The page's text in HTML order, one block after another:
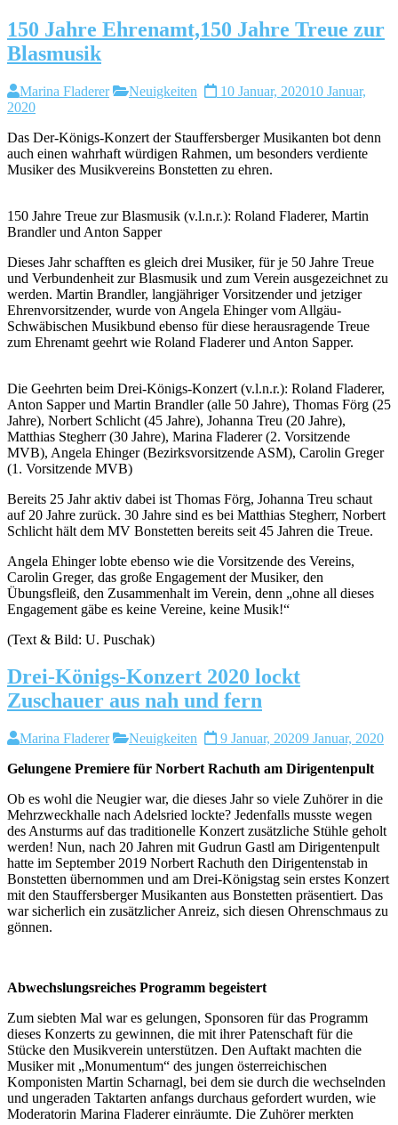
150 Jahre Ehrenamt,150 Jahre Treue zur
Blasmusik
Marina Fladerer Neuigkeiten 10 Januar, 202010 Januar,
2020
Das Der-Königs-Konzert der Stauffersberger Musikanten bot denn
auch einen wahrhaft würdigen Rahmen, um besonders verdiente
Musiker des Musikvereins Bonstetten zu ehren.
150 Jahre Treue zur Blasmusik (v.l.n.r.): Roland Fladerer, Martin
Brandler und Anton Sapper
Dieses Jahr schafften es gleich drei Musiker, für je 50 Jahre Treue
und Verbundenheit zur Blasmusik und zum Verein ausgezeichnet zu
werden. Martin Brandler, langjähriger Vorsitzender und jetziger
Ehrenvorsitzender, wurde von Angela Ehinger vom Allgäu-
Schwäbischen Musikbund ebenso für diese herausragende Treue
zum Ehrenamt geehrt wie Roland Fladerer und Anton Sapper.
Die Geehrten beim Drei-Königs-Konzert (v.l.n.r.): Roland Fladerer,
Anton Sapper und Martin Brandler (alle 50 Jahre), Thomas Förg (25
Jahre), Norbert Schlicht (45 Jahre), Johanna Treu (20 Jahre),
Matthias Stegherr (30 Jahre), Marina Fladerer (2. Vorsitzende
MVB), Angela Ehinger (Bezirksvorsitzende ASM), Carolin Greger
(1. Vorsitzende MVB)
Bereits 25 Jahr aktiv dabei ist Thomas Förg, Johanna Treu schaut
auf 20 Jahre zurück. 30 Jahre sind es bei Matthias Stegherr, Norbert
Schlicht hält dem MV Bonstetten bereits seit 45 Jahren die Treue.
Angela Ehinger lobte ebenso wie die Vorsitzende des Vereins,
Carolin Greger, das große Engagement der Musiker, den
Übungsfleiß, den Zusammenhalt im Verein, denn „ohne all dieses
Engagement gäbe es keine Vereine, keine Musik!“
(Text & Bild: U. Puschak)
Drei-Königs-Konzert 2020 lockt
Zuschauer aus nah und fern
Marina Fladerer Neuigkeiten 9 Januar, 20209 Januar, 2020
Gelungene Premiere für Norbert Rachuth am Dirigentenpult
Ob es wohl die Neugier war, die dieses Jahr so viele Zuhörer in die
Mehrzweckhalle nach Adelsried lockte? Jedenfalls musste wegen
des Ansturms auf das traditionelle Konzert zusätzliche Stühle geholt
werden! Nun, nach 20 Jahren mit Gudrun Gastl am Dirigentenpult
hatte im September 2019 Norbert Rachuth den Dirigentenstab in
Bonstetten übernommen und am Drei-Königstag sein erstes Konzert
mit den Stauffersberger Musikanten aus Bonstetten präsentiert. Das
war sicherlich ein zusätzlicher Anreiz, sich diesen Ohrenschmaus zu
gönnen.
Abwechslungsreiches Programm begeistert
Zum siebten Mal war es gelungen, Sponsoren für das Programm
dieses Konzerts zu gewinnen, die mit ihrer Patenschaft für die
Stücke den Musikverein unterstützen. Den Auftakt machten die
Musiker mit „Monumentum“ des jungen österreichischen
Komponisten Martin Scharnagl, bei dem sie durch die wechselnden
und ungeraden Taktarten anfangs durchaus gefordert wurden, wie
Moderatorin Marina Fladerer einräumte. Die Zuhörer merkten